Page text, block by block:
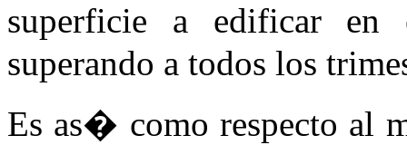
superficie a edificar
superando a todos los
Es as� como respecto al